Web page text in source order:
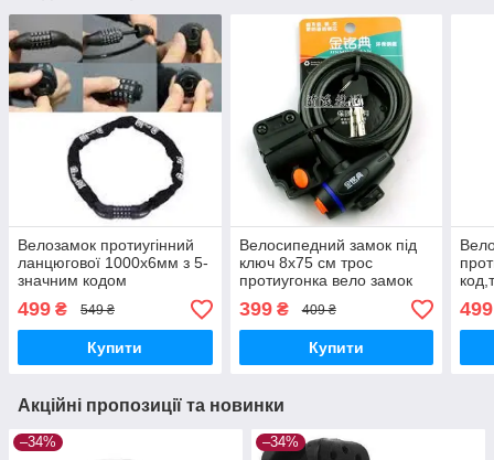
Велозамок протиугінний
ланцюгової 1000х6мм з 5-
значним кодом
велосипедний
499 ₴ 549 ₴
Купити
Велосипедний замок під
ключ 8х75 см трос
протиугонка вело замок
399₴ 409 ₴
Купити
в
499
Акційні пропозиції та новинки
–34% –34%